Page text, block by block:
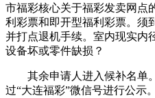
市福彩核心关于福彩发卖网点
利彩票和即开型福利彩票。须
并打点退机手续。室内现实内
设备坏或零件缺损？
其余申请人进入候补名单
过“大连福彩”微信号进行公示